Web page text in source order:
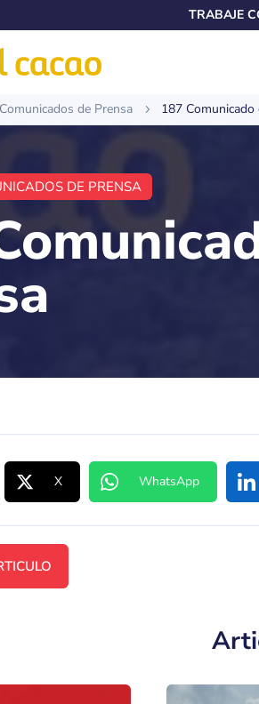
TRABAJE
Comunicados de Prensa 5 187 Comunicado
DE PRENSA
X WhatsApp